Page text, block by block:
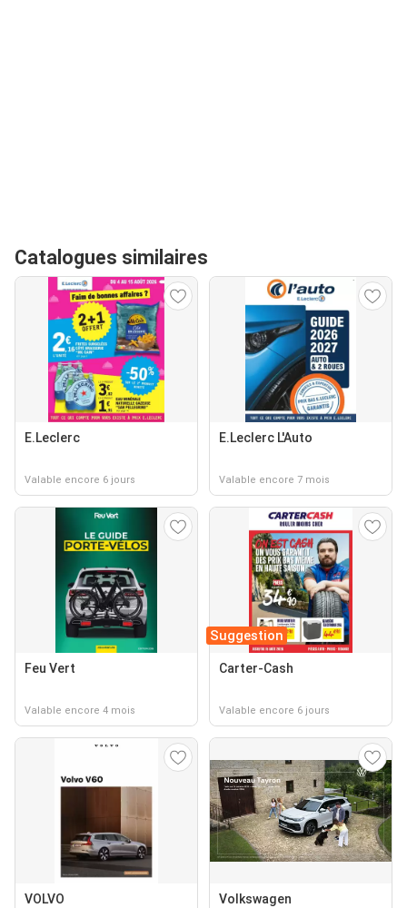
Catalogues similaires
E.Leclerc
Valable encore 6 jours
E.Leclerc L'Auto
Valable encore 7 mois
Feu Vert
Valable encore 4 mois
Suggestion
Carter-Cash
Valable encore 6 jours
VOLVO Volkswagen